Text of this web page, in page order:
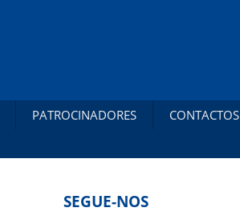
PATROCINADORES CONTACTOS
SEGUE-NOS